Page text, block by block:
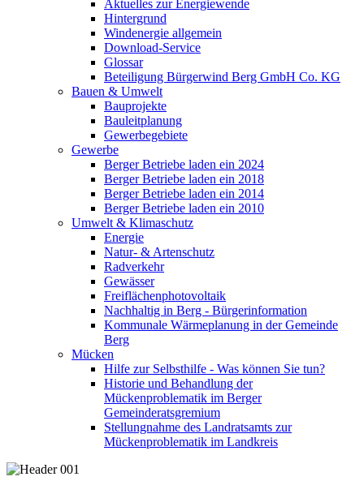
Aktuelles zur Energiewende
Hintergrund
Windenergie allgemein
Download-Service
Glossar
Beteiligung Bürgerwind Berg GmbH Co. KG
Bauen & Umwelt
Bauprojekte
Bauleitplanung
Gewerbegebiete
Gewerbe
Berger Betriebe laden ein 2024
Berger Betriebe laden ein 2018
Berger Betriebe laden ein 2014
Berger Betriebe laden ein 2010
Umwelt & Klimaschutz
Energie
Natur- & Artenschutz
Radverkehr
Gewässer
Freiflächenphotovoltaik
Nachhaltig in Berg - Bürgerinformation
Kommunale Wärmeplanung in der Gemeinde
Berg
Mücken
Hilfe zur Selbsthilfe - Was können Sie tun?
Historie und Behandlung der
Mückenproblematik im Berger
Gemeinderatsgremium
Stellungnahme des Landratsamts zur
Mückenproblematik im Landkreis